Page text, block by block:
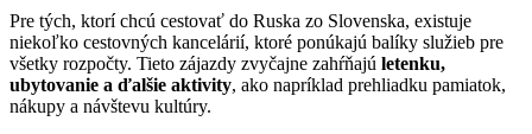
Pre tých, ktorí chcú cestovať do Ruska zo Slovenska, existuje
niekoľko cestovných kancelárií, ktoré ponúkajú balíky služieb pre
všetky rozpočty. Tieto zájazdy zvyčajne zahŕňajú letenku,
ubytovanie a ďalšie aktivity, ako napríklad prehliadku pamiatok,
nákupy a návštevu kultúry.